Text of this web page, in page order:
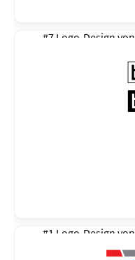
#7 Logo-Design von
#1 Logo-Design von